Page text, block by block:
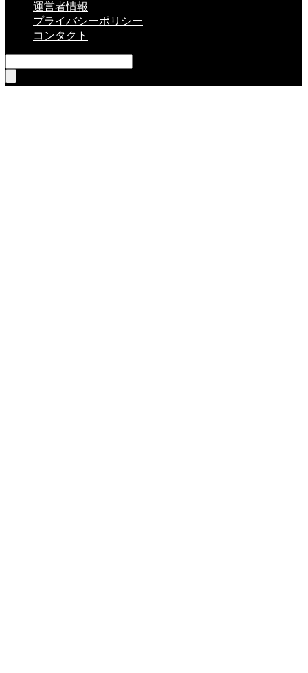
運営者情報
プライバシーポリシー
コンタクト